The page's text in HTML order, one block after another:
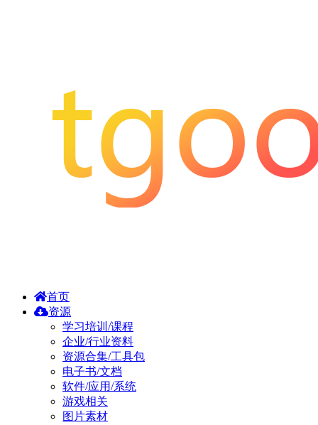
首页
资源
学习培训/课程
企业/行业资料
资源合集/工具包
电子书/文档
软件/应用/系统
游戏相关
图片素材